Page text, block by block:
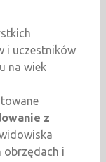
i uczestników
na wiek
z
obrzędach i